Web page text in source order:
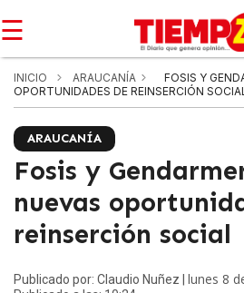
☰
INICIO ARAUCANÍA
FOSIS Y
OPORTUNIDADES DE REINSERCIÓN
ARAUCANÍA
Fosis y
nuevas
reinserción social
Publicado por: Claudio Nuñez | lunes 8